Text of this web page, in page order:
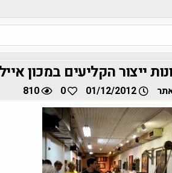
ייצור הקליעים במכון
01/12/2012
0
810